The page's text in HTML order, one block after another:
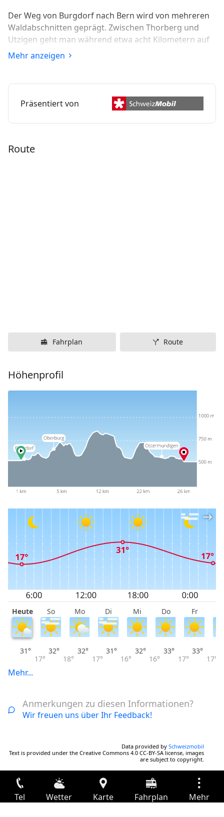
Der Weg von Burgdorf nach Bern wird von mehreren
Waldabschnitten geprägt. Zwischen Thorberg und
Utzigen geht man während etwa acht Kilometern auf
dem alten Klosterweg. Im Wald von Boll haben sich
Hohlwege tief in das umgebende Gelände
Mehr anzeigen
Präsentiert von
Route
Fahrplan Route
Höhenprofil
Heute So Mo Di Mi Do Fr
31°
17°
32°
18°
32°
17°
31°
16°
32°
16°
33°
17°
33°
17°
Mehr...
Anmerkungen zu diesen Informationen?
Wir freuen uns über Ihr Feedback!
Data provided by Schweizmobil
Text is provided under the Creative Commons 4.0 CC-BY-SA license, images
are subject to copyright.
Tel Wetter Karte Fahrplan Mehr